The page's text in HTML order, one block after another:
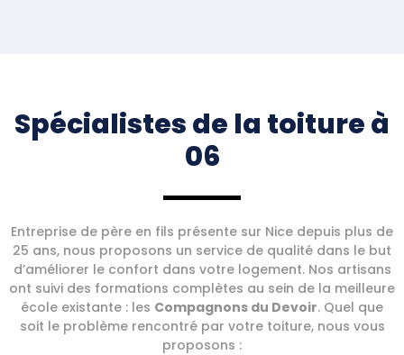
Spécialistes de la toiture à
06
Entreprise de père en fils présente sur Nice depuis plus de
25 ans, nous proposons un service de qualité dans le but
d’améliorer le confort dans votre logement. Nos artisans
ont suivi des formations complètes au sein de la meilleure
école existante : les Compagnons du Devoir. Quel que
soit le problème rencontré par votre toiture, nous vous
proposons :